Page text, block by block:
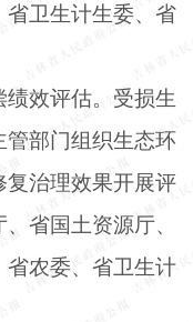
省卫生计生委、省
效评估。受损生
管部门组织生态环
复治理效果开展评
省国土资源厅、
省农委、省卫生计